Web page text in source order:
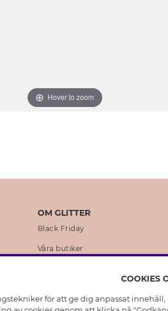
Hover to zoom
OM GLITTER
Black Friday
Våra butiker
Hållbarhet
COOKIES
för att ge dig anpassat